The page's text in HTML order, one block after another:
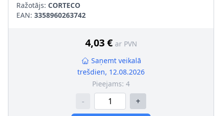
Ražotājs: CORTECO
EAN: 3358960263742
4,03 € ar PVN
Saņemt veikalā
trešdien, 12.08.2026
Pieejams: 4
- +